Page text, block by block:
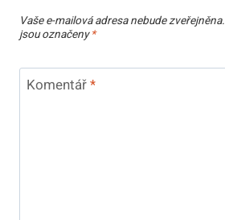
Vaše e-mailová adresa nebude zveřejněna.
jsou označeny*
Komentář*